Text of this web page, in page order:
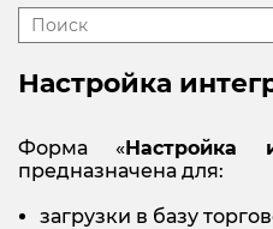
Настройка
Форма «Настройка
предназначена для:
загрузки в базу